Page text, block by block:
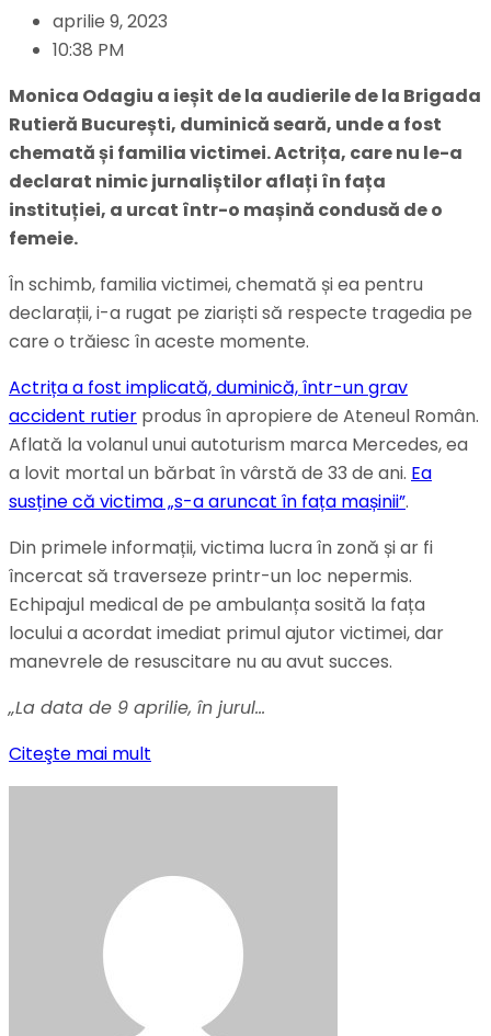
aprilie 9, 2023
10:38 PM
Monica Odagiu a ieșit de la audierile de la Brigada
Rutieră București, duminică seară, unde a fost
chemată și familia victimei. Actrița, care nu le-a
declarat nimic jurnaliștilor aflați în fața
instituției, a urcat într-o mașină condusă de o
femeie.
În schimb, familia victimei, chemată și ea pentru
declarații, i-a rugat pe ziariști să respecte tragedia pe
care o trăiesc în aceste momente.
Actrița a fost implicată, duminică, într-un grav
accident rutier produs în apropiere de Ateneul Român.
Aflată la volanul unui autoturism marca Mercedes, ea
a lovit mortal un bărbat în vârstă de 33 de ani. Ea
susține că victima „s-a aruncat în fața mașinii”.
Din primele informații, victima lucra în zonă și ar fi
încercat să traverseze printr-un loc nepermis.
Echipajul medical de pe ambulanța sosită la fața
locului a acordat imediat primul ajutor victimei, dar
manevrele de resuscitare nu au avut succes.
„La data de 9 aprilie, în jurul…
Citeşte mai mult